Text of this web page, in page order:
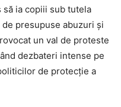
ia copiii sub tutela
presupuse abuzuri și
un val de proteste
dezbateri intense pe
de protecție a